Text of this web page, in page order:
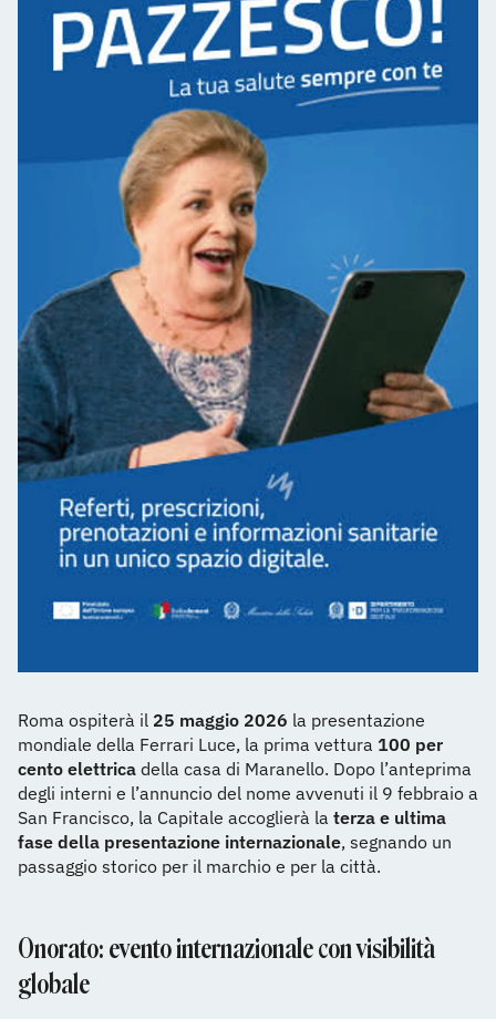
Roma ospiterà il 25 maggio 2026 la presentazione
mondiale della Ferrari Luce, la prima vettura 100 per
cento elettrica della casa di Maranello. Dopo l’anteprima
degli interni e l’annuncio del nome avvenuti il 9 febbraio a
San Francisco, la Capitale accoglierà la terza e ultima
fase della presentazione internazionale, segnando un
passaggio storico per il marchio e per la città.
Onorato: evento internazionale con visibilità
globale